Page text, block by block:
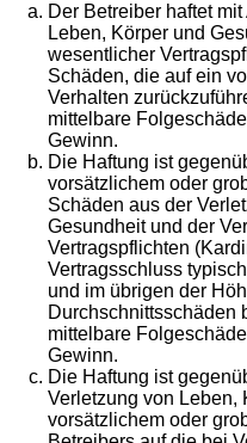
Der Betreiber haftet
Leben, Körper und
wesentlicher
Schäden, die auf ein
Verhalten
mittelbare
Gewinn.
Die Haftung ist
vorsätzlichem oder
Schäden aus der
Gesundheit und der
Vertragspflichten
Vertragsschluss
und im übrigen der
Durchschnittsschäden
mittelbare
Gewinn.
Die Haftung ist
Verletzung von Leben,
vorsätzlichem oder